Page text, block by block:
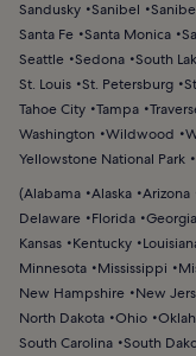
Sandusky Sanibel
Santa Fe Santa Monica
Seattle Sedona South
St. Louis St. Petersburg
Tahoe City Tampa
Washington
Wildwood
Yellowstone National Park
(Alabama Alaska Arizona
Delaware
Florida Georgia
Kansas
Kentucky
Minnesota
Mississippi
New Hampshire
New
North Dakota Ohio
South Carolina South